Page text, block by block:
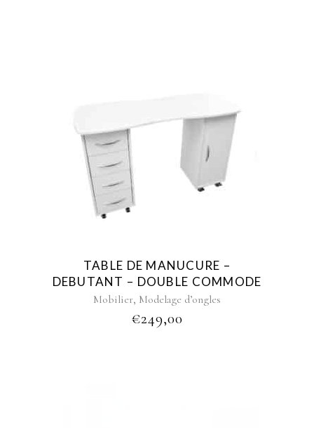
TABLE DE MANUCURE –
DEBUTANT – DOUBLE COMMODE
Mobilier, Modelage d’ongles
€249,00